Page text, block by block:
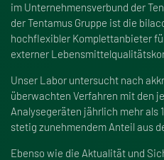
im Unternehmensverbund der
der Tentamus Gruppe ist die
hochflexibler Komplettanbieter
externer
Unser Labor untersucht nach
überwachten Verfahren mit den
Analysegeräten jährlich mehr als
stetig zunehmendem Anteil aus
Ebenso wie die Aktualität und